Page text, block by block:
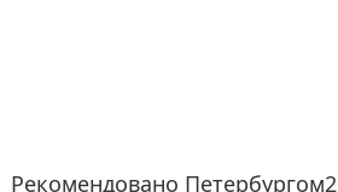
Рекомендовано Петербургом2